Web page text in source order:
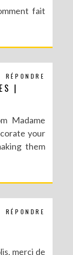
fait
RÉPONDRE
|
Madame
your
them
RÉPONDRE
merci de